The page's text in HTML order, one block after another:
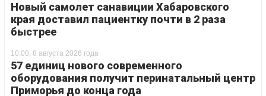
Новый самолет санавиции Хабаровского
края доставил пациентку почти в 2 раза
быстрее
10:00, 8 августа 2026 года
57 единиц нового современного
оборудования получит перинатальный центр
Приморья до конца года